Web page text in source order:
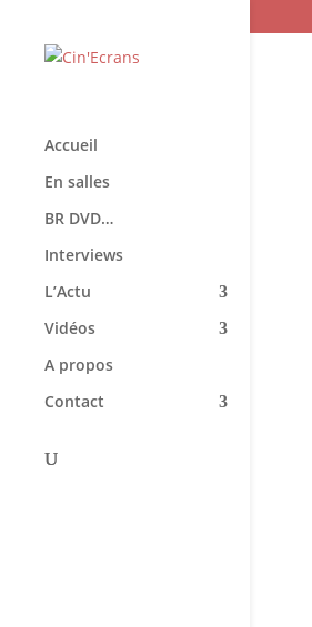
Accueil
En salles
BR DVD…
Interviews
L’Actu
Vidéos
A propos
Contact